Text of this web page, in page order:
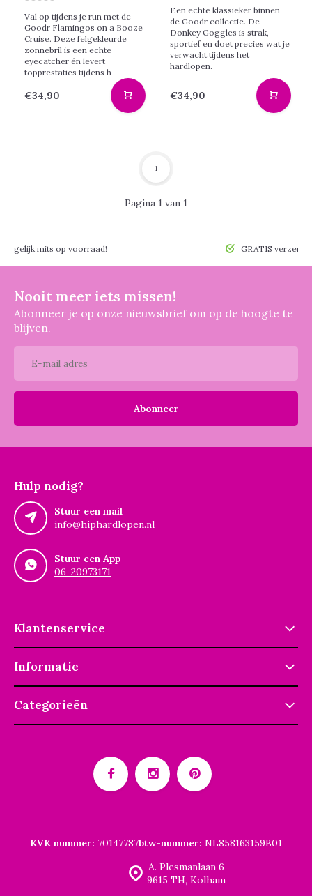
Val op tijdens je run met de
Goodr Flamingos on a Booze
Cruise. Deze felgekleurde
zonnebril is een echte
eyecatcher én levert
topprestaties tijdens h
€34,90
Een echte klassieker binnen
de Goodr collectie. De
Donkey Goggles is strak,
sportief en doet precies wat je
verwacht tijdens het
hardlopen.
€34,90
Pagina 1 van 1
1
mits op voorraad! GRATIS
Nooit meer iets missen!
Abonneer je op onze nieuwsbrief om op de hoogte te
blijven.
Abonneer
Hulp nodig?
Stuur een mail
info@hiphardlopen.nl
Stuur een App
06-20973171
Klantenservice
Informatie
Categorieën
A. Plesmanlaan 6
9615 TH, Kolham
KVK nummer: 70147787btw-nummer: NL858163159B01